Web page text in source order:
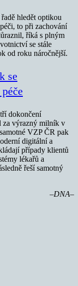
hledět optikou
to při zachování
říká s plným
se stále
od roku náročnější.
se
dokončení
za výrazný milník v
VZP ČR pak
digitální a
případy klientů
lékařů a
řeší samotný
–DNA–